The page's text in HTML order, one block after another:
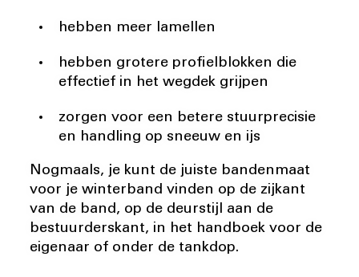
hebben meer lamellen
hebben grotere profielblokken die
effectief in het wegdek grijpen
zorgen voor een betere stuurprecisie
en handling op sneeuw en ijs
Nogmaals, je kunt de juiste bandenmaat
voor je winterband vinden op de zijkant
van de band, op de deurstijl aan de
bestuurderskant, in het handboek voor de
eigenaar of onder de tankdop.